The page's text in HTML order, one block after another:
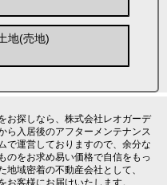
地(売地)
お探しなら、株式会社レオガーデ
ら入居後のアフターメンテナンス
で運営しておりますので、余分な
のをお求め易い価格で自信をもっ
域密着の不動産会社として、
お客様にお届けいたします。